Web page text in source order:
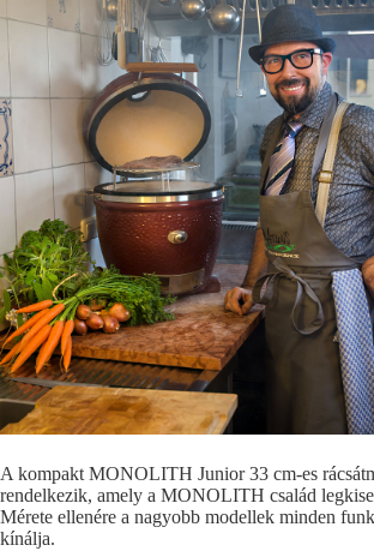
A kompakt MONOLITH Junior 33 cm-es
rendelkezik, amely a MONOLITH család
Mérete ellenére a nagyobb modellek minden
kínálja.